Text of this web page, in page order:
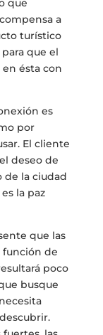
que
a
turístico
que el
ésta con
es
por
El cliente
deseo de
de la ciudad
la paz
que las
función de
poco
busque